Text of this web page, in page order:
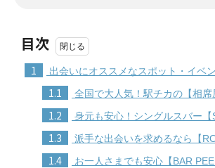
目次
1 出会いにオススメなスポット・イベ
1.1 全国で大人気！駅チカの【相席
1.2 身元も安心！シングルスバー【
1.3 派手な出会いを求めるなら【
1.4 お一人さまでも安心【BAR